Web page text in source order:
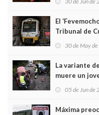
El
Tribunal de
sobrecoste
30 de May
La variante
muere un
frontal
05 de Jun de
Máxima